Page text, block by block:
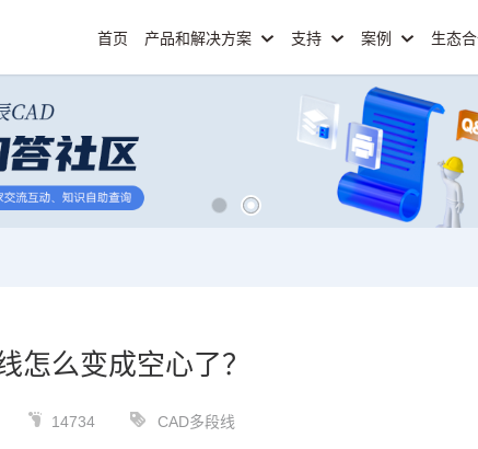
首页 产品和解决方案 支持 案例 生态
怎么变成空心了？
14734 CAD多段线